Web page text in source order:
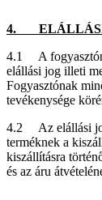
4. ELÁLLÁSI
4.1 A
elállási jog illeti
Fogyasztónak
tevékenysége
4.2 Az elállási
terméknek a
kiszállításra
és az áru